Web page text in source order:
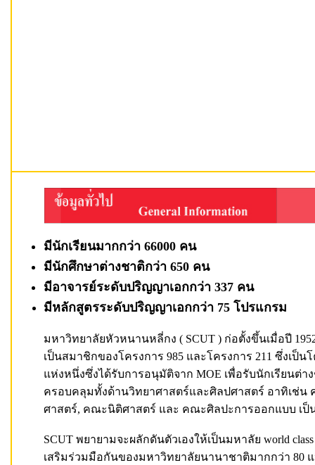
มีนักเรียนมากกว่า 66000 คน
มีนักศึกษาต่างชาติกว่า 650 คน
มีอาจารย์ระดับปริญญาเอกกว่า 337 คน
มีหลักสูตรระดับปริญญาเอกกว่า 75 โปรแกรม
มหาวิทยาลัยหัวหนานหลี่กง ( SCUT ) ก่อตั้งขึ้นเมื่อปี
เป็นสมาชิกของโครงการ 985 และโครงการ 211 ซึ่งเ
แห่งหนึ่งซึ่งได้รับการอนุมัติจาก MOE เพื่อรับนักเรียน
ครอบคลุมทั้งด้านวิทยาศาสตร์และศิลปศาสตร์ อาทิเช่
ศาสตร์, คณะนิติศาสตร์ และ คณะศิลปะการออกแบบ เป็
SCUT พยายามจะผลักดันตัวเองให้เป็นมหาลัย world
เสริมร่วมมือกันของมหาวิทยาลัยนานาชาติมากกว่า 80